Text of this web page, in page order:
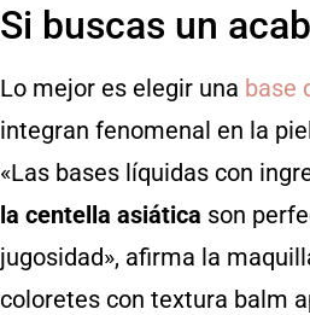
Si buscas un
Lo mejor es elegir una base
integran fenomenal en la
«Las bases líquidas con
la centella asiática son
jugosidad», afirma la
coloretes con textura balm